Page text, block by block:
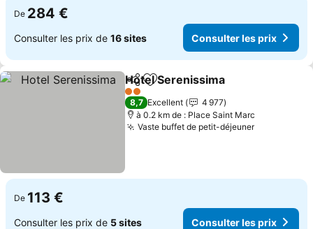
De 284 €
Consulter les prix de 16 sites Consulter les prix
PartagerAjouter à mes favoris
Hotel Serenissima
2 Étoiles
8,7 Excellent
4 977
à 0.2 km de : Place Saint Marc
Vaste buffet de petit-déjeunerConsulter
De 113 €
Consulter les prix de 5 sites Consulter les prix